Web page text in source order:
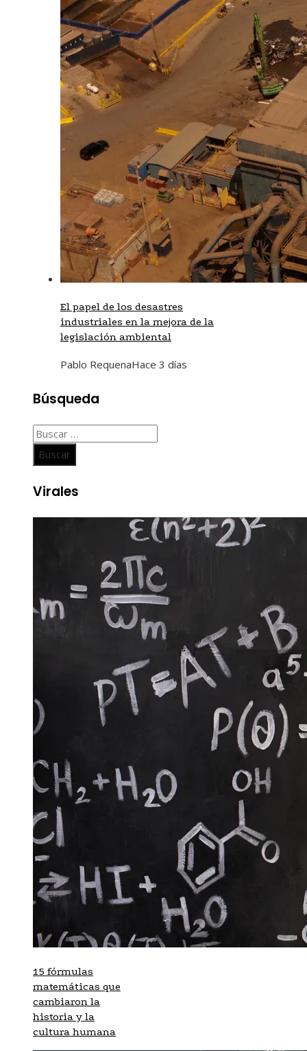
El papel de los desastres
industriales en la mejora de la
legislación ambiental
Pablo RequenaHace 3 días
Búsqueda
Buscar:
Virales
15 fórmulas
matemáticas que
cambiaron la
historia y la
cultura humana